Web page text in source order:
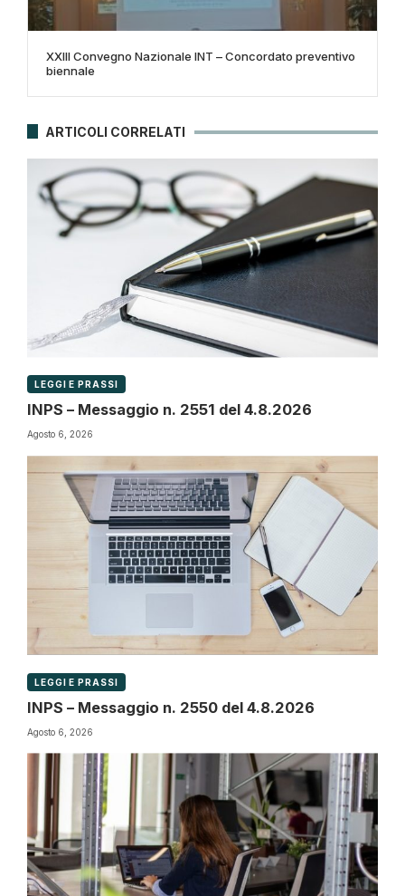
XXIII Convegno Nazionale INT – Concordato preventivo
biennale
ARTICOLI CORRELATI
LEGGI E PRASSI
INPS – Messaggio n. 2551 del 4.8.2026
Agosto 6, 2026
LEGGI E PRASSI
INPS – Messaggio n. 2550 del 4.8.2026
Agosto 6, 2026